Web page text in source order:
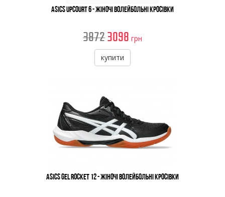
Asics Upcourt 6 - Жіночі Волейбольні Кросівки
38723098 грн
купити
Asics Gel Rocket 12 - Жіночі Волейбольні Кросівки